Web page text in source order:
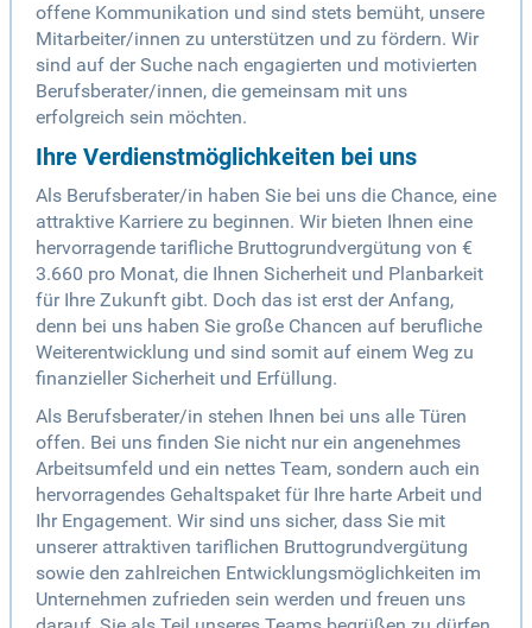
offene Kommunikation und sind stets bemüht, unsere
Mitarbeiter/innen zu unterstützen und zu fördern. Wir
sind auf der Suche nach engagierten und motivierten
Berufsberater/innen, die gemeinsam mit uns
erfolgreich sein möchten.
Ihre Verdienstmöglichkeiten bei uns
Als Berufsberater/in haben Sie bei uns die Chance, eine
attraktive Karriere zu beginnen. Wir bieten Ihnen eine
hervorragende tarifliche Bruttogrundvergütung von €
3.660 pro Monat, die Ihnen Sicherheit und Planbarkeit
für Ihre Zukunft gibt. Doch das ist erst der Anfang,
denn bei uns haben Sie große Chancen auf berufliche
Weiterentwicklung und sind somit auf einem Weg zu
finanzieller Sicherheit und Erfüllung.
Als Berufsberater/in stehen Ihnen bei uns alle Türen
offen. Bei uns finden Sie nicht nur ein angenehmes
Arbeitsumfeld und ein nettes Team, sondern auch ein
hervorragendes Gehaltspaket für Ihre harte Arbeit und
Ihr Engagement. Wir sind uns sicher, dass Sie mit
unserer attraktiven tariflichen Bruttogrundvergütung
sowie den zahlreichen Entwicklungsmöglichkeiten im
Unternehmen zufrieden sein werden und freuen uns